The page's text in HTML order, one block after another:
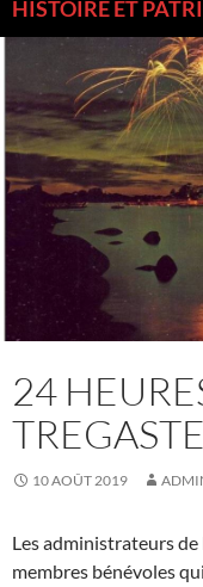
24
10 AOÛT 2019
Les administrateurs
membres bénévoles